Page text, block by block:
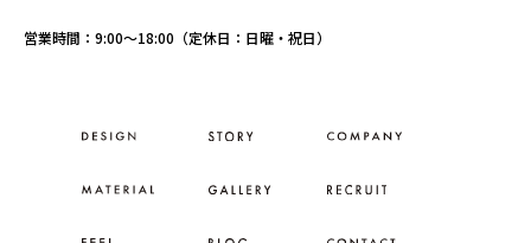
営業時間：9:00〜18:00（定休日：日曜・祝日）